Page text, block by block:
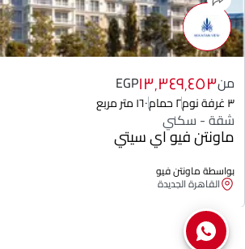
من١٣٬٣٤٩٬٤٥٣EGP
٣ غرفة نوم ٢ حمام ١٦٠ متر مربع
شقة - سكني
ماونتن فيو اي سيتي
بواسطة ماونتن فيو
القاهرة الجديدة